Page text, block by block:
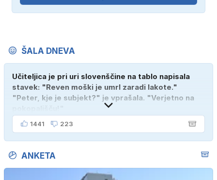
ŠALA DNEVA
Učiteljica je pri uri slovenščine na tablo napisala
stavek: "Reven moški je umrl zaradi lakote."
"Peter, kje je subjekt?" je vprašala. "Verjetno na
1441 223
ANKETA